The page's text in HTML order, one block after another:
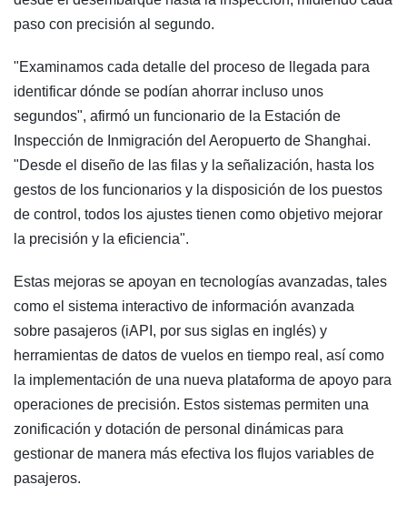
paso con precisión al segundo.
"Examinamos cada detalle del proceso de llegada para
identificar dónde se podían ahorrar incluso unos
segundos", afirmó un funcionario de la Estación de
Inspección de Inmigración del Aeropuerto de Shanghai.
"Desde el diseño de las filas y la señalización, hasta los
gestos de los funcionarios y la disposición de los puestos
de control, todos los ajustes tienen como objetivo mejorar
la precisión y la eficiencia".
Estas mejoras se apoyan en tecnologías avanzadas, tales
como el sistema interactivo de información avanzada
sobre pasajeros (iAPI, por sus siglas en inglés) y
herramientas de datos de vuelos en tiempo real, así como
la implementación de una nueva plataforma de apoyo para
operaciones de precisión. Estos sistemas permiten una
zonificación y dotación de personal dinámicas para
gestionar de manera más efectiva los flujos variables de
pasajeros.